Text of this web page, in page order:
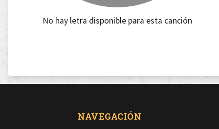
No hay letra disponible para esta canción
NAVEGACIÓN